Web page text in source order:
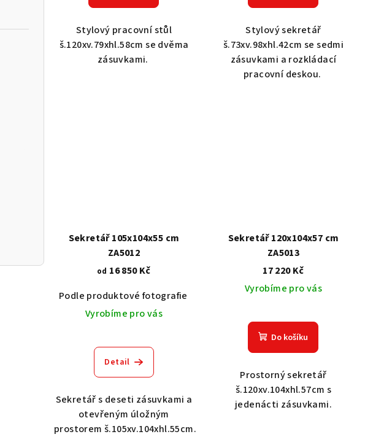
ů
Stylový pracovní stůl
š.120xv.79xhl.58cm se dvěma
zásuvkami.
Stylový sekretář
š.73xv.98xhl.42cm se sedmi
zásuvkami a rozkládací
pracovní deskou.
Sekretář 105x104x55 cm
ZA5012
od 16 850 Kč
Podle produktové fotografie
Akát vintage BT1551 Dub světlý 2209
Vyrobíme pro vás
Detail
Sekretář s deseti zásuvkami a
otevřeným úložným
prostorem š.105xv.104xhl.55cm.
Sekretář 120x104x57 cm
ZA5013
17 220 Kč
Vyrobíme pro vás
Do košíku
Prostorný sekretář
š.120xv.104xhl.57cm s
jedenácti zásuvkami.